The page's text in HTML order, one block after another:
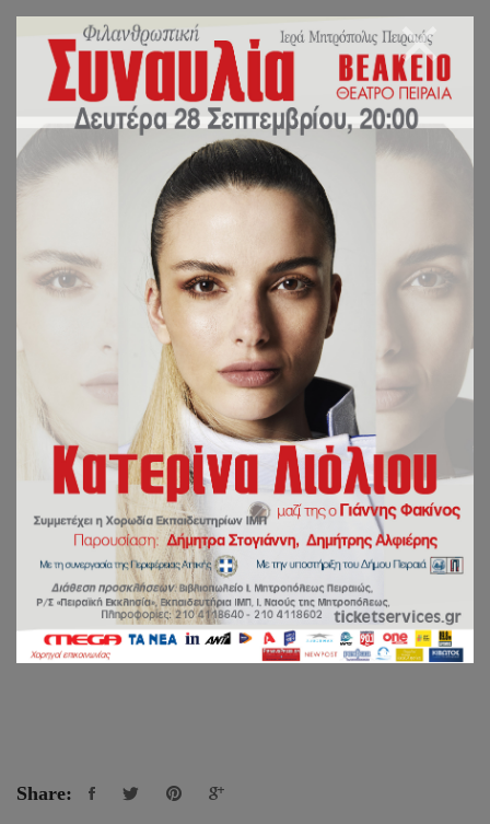
Ιερά Μονή Κοιμήσεως
Θεοτόκου και
Ευαγγελισμού (Μετόχι Ι.
Μ. Ζωοδόχου Πηγής)
Ελευθερίου Βενιζέλου 26Α,
185 47, Νέο Φάληρο.
Ιερέας:
Ιερομόναχος π. Ιωσήφ Σαλίου
Share: